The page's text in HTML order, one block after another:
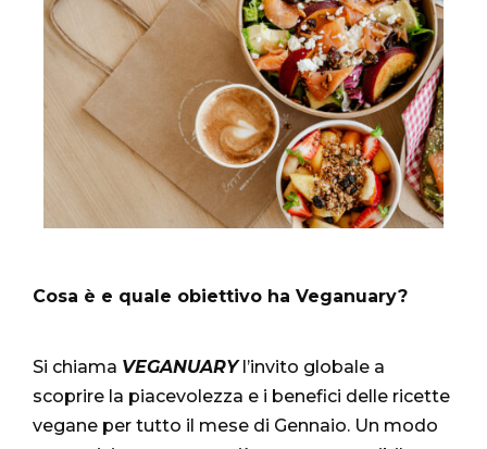
Cosa è e quale obiettivo ha Veganuary?
Si chiama VEGANUARYl’invito globale a
scoprire la piacevolezza e i benefici delle ricette
vegane per tutto il mese di Gennaio. Un modo